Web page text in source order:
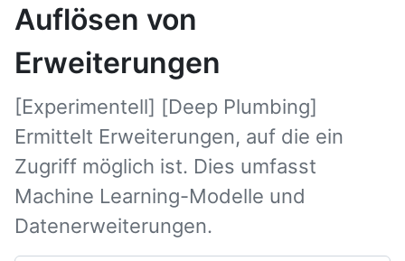
Auflösen von
Erweiterungen
[Experimentell] [Deep Plumbing]
Ermittelt Erweiterungen, auf die ein
Zugriff möglich ist. Dies umfasst
Machine Learning-Modelle und
Datenerweiterungen.